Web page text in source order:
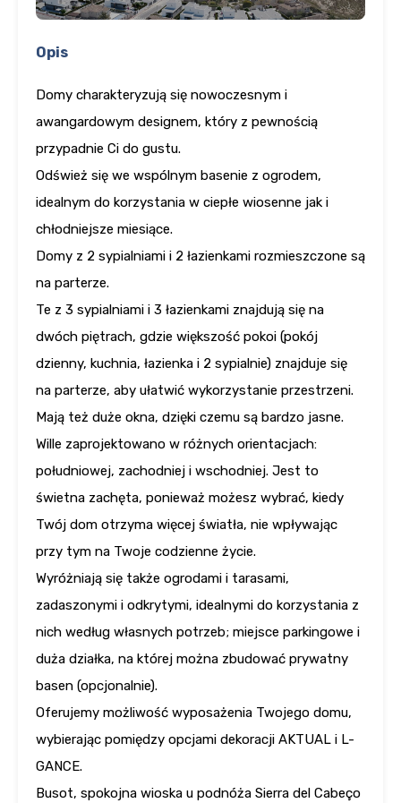
Opis
Domy charakteryzują się nowoczesnym i
awangardowym designem, który z pewnością
przypadnie Ci do gustu.
Odśwież się we wspólnym basenie z ogrodem,
idealnym do korzystania w ciepłe wiosenne jak i
chłodniejsze miesiące.
Domy z 2 sypialniami i 2 łazienkami rozmieszczone są
na parterze.
Te z 3 sypialniami i 3 łazienkami znajdują się na
dwóch piętrach, gdzie większość pokoi (pokój
dzienny, kuchnia, łazienka i 2 sypialnie) znajduje się
na parterze, aby ułatwić wykorzystanie przestrzeni.
Mają też duże okna, dzięki czemu są bardzo jasne.
Wille zaprojektowano w różnych orientacjach:
południowej, zachodniej i wschodniej. Jest to
świetna zachęta, ponieważ możesz wybrać, kiedy
Twój dom otrzyma więcej światła, nie wpływając
przy tym na Twoje codzienne życie.
Wyróżniają się także ogrodami i tarasami,
zadaszonymi i odkrytymi, idealnymi do korzystania z
nich według własnych potrzeb; miejsce parkingowe i
duża działka, na której można zbudować prywatny
basen (opcjonalnie).
Oferujemy możliwość wyposażenia Twojego domu,
wybierając pomiędzy opcjami dekoracji AKTUAL i L-
GANCE.
Busot, spokojna wioska u podnóża Sierra del Cabeço